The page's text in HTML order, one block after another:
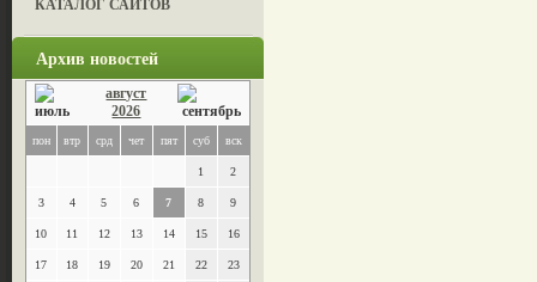
КАТАЛОГ САЙТОВ
Архив новостей
август
2026
пон втр срд чет пят суб вск
1 2
3 4 5 6 7 8 9
10 11 12 13 14 15 16
17 18 19 20 21 22 23